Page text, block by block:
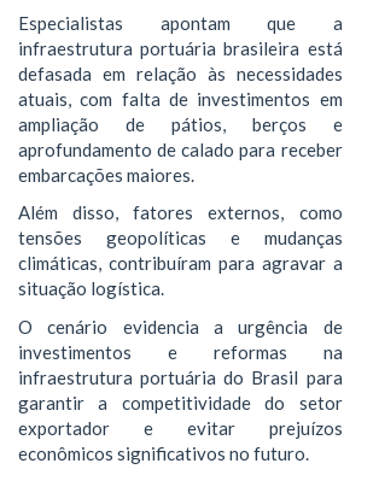
Especialistas apontam que a
infraestrutura portuária brasileira está
defasada em relação às necessidades
atuais, com falta de investimentos em
ampliação de pátios, berços e
aprofundamento de calado para receber
embarcações maiores.
Além disso, fatores externos, como
tensões geopolíticas e mudanças
climáticas, contribuíram para agravar a
situação logística.
O cenário evidencia a urgência de
investimentos e reformas na
infraestrutura portuária do Brasil para
garantir a competitividade do setor
exportador e evitar prejuízos
econômicos significativos no futuro.​